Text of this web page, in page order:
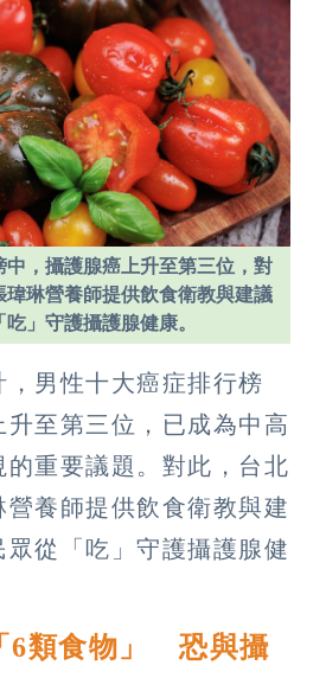
中，攝護腺癌上升至第三位，對
瑋琳營養師提供飲食衛教與建議
」守護攝護腺健康。
男性十大癌症排行榜
升至第三位，已成為中高
重要議題。對此，台北
養師提供飲食衛教與建
從「吃」守護攝護腺健
6類食物」 恐與攝